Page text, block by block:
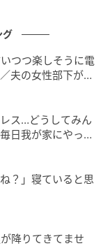
グ
つつ楽しそうに電
夫の女性部下が気
ス…どうしてみん
日我が家にやって
？」寝ていると思
降りてきてませ